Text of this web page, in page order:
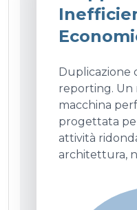
Duplicazione
reporting. Un
macchina
progettata
attività
architettura,